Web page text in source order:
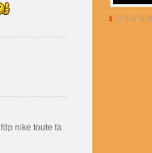
nike toute ta
1 2 3 4 5 6